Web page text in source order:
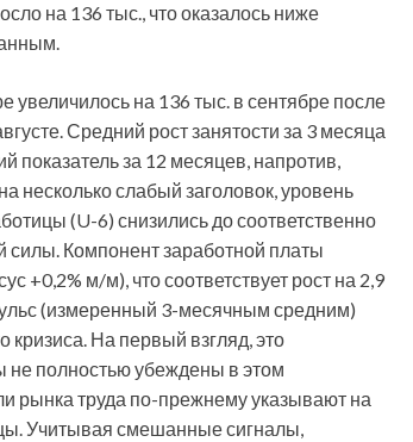
на 136 тыс., что оказалось ниже
увеличилось на 136 тыс. в сентябре после
Средний рост занятости за 3 месяца
показатель за 12 месяцев, напротив,
несколько слабый заголовок, уровень
(U-6) снизились до соответственно
силы. Компонент заработной платы
+0,2% м/м), что соответствует рост на 2,9
(измеренный 3-месячным средним)
кризиса. На первый взгляд, это
полностью убеждены в этом
рынка труда по-прежнему указывают на
Учитывая смешанные сигналы,